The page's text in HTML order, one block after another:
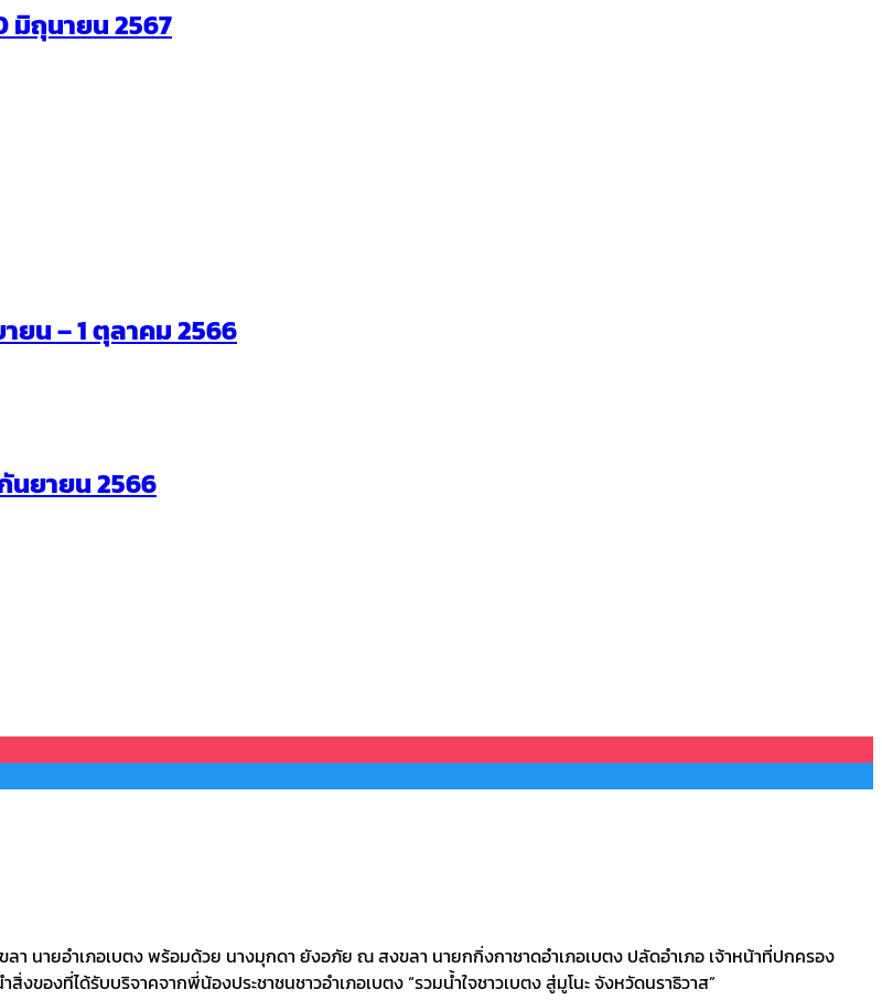
มิถุนายน 2567
น – 1 ตุลาคม 2566
นยายน 2566
า นายอำเภอเบตง พร้อมด้วย นางมุกดา ยังอภัย ณ สงขลา นายกกิ่งกาชาดอำเภอเบตง ปลัดอำเภอ เจ้าหน้าที่ปกครอง
องที่ได้รับบริจาคจากพี่น้องประชาชนชาวอำเภอเบตง “รวมน้ำใจชาวเบตง สู่มูโนะ จังหวัดนราธิวาส”